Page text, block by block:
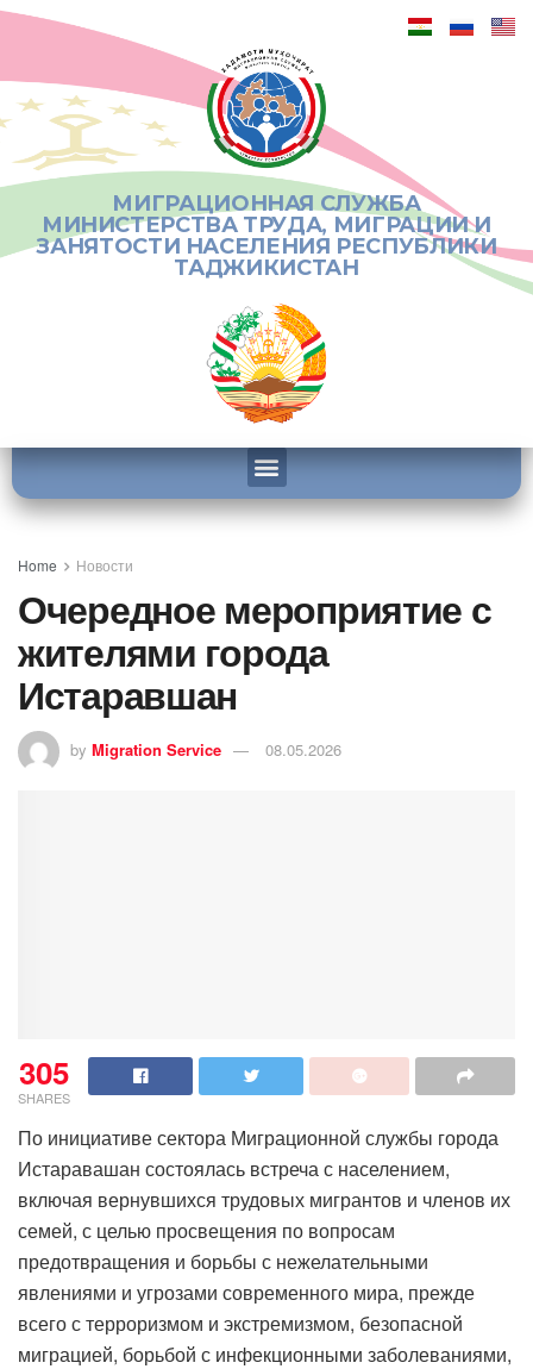
МИГРАЦИОННАЯ СЛУЖБА
МИНИСТЕРСТВА ТРУДА, МИГРАЦИИ И
ЗАНЯТОСТИ НАСЕЛЕНИЯ РЕСПУБЛИКИ
ТАДЖИКИСТАН
Home Новости
Очередное мероприятие с
жителями города
Истаравшан
by Migration Service 08.05.2026
305
SHARES
По инициативе сектора Миграционной службы города
Истаравашан состоялась встреча с населением,
включая вернувшихся трудовых мигрантов и членов их
семей, с целью просвещения по вопросам
предотвращения и борьбы с нежелательными
явлениями и угрозами современного мира, прежде
всего с терроризмом и экстремизмом, безопасной
миграцией, борьбой с инфекционными заболеваниями,